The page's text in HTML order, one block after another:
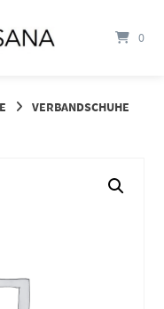
0
VERBANDSCHUHE